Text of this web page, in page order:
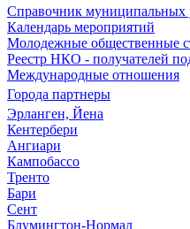
Справочник
Календарь мероприятий
Молодежные общественные
Реестр НКО - получателей
Международные отношения
Города партнеры
Эрланген, Йена
Кентербери
Ангиари
Кампобассо
Тренто
Бари
Сент
Блумингтон-Нормал